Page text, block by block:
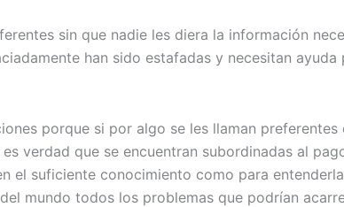
sin que nadie les diera la información
han sido estafadas y necesitan
porque si por algo se les llaman
verdad que se encuentran subordinadas al
el suficiente conocimiento como para
mundo todos los problemas que podrían